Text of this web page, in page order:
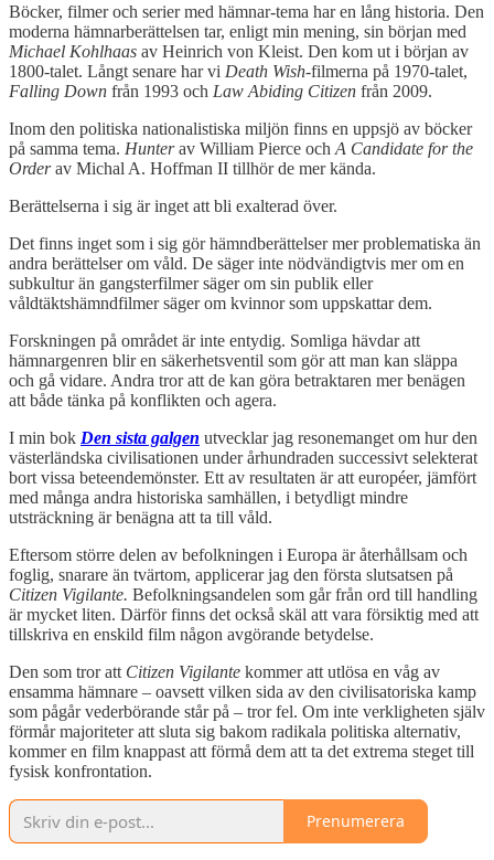
Böcker, filmer och serier med hämnar-tema har en lång historia. Den
moderna hämnarberättelsen tar, enligt min mening, sin början med
Michael Kohlhaas av Heinrich von Kleist. Den kom ut i början av
1800-talet. Långt senare har vi Death Wish-filmerna på 1970-talet,
Falling Down från 1993 och Law Abiding Citizen från 2009.
Inom den politiska nationalistiska miljön finns en uppsjö av böcker
på samma tema. Hunterav William Pierce och A Candidate for the
Orderav Michal A. Hoffman II tillhör de mer kända.
Berättelserna i sig är inget att bli exalterad över.
Det finns inget som i sig gör hämndberättelser mer problematiska än
andra berättelser om våld. De säger inte nödvändigtvis mer om en
subkultur än gangsterfilmer säger om sin publik eller
våldtäktshämndfilmer säger om kvinnor som uppskattar dem.
Forskningen på området är inte entydig. Somliga hävdar att
hämnargenren blir en säkerhetsventil som gör att man kan släppa
och gå vidare. Andra tror att de kan göra betraktaren mer benägen
att både tänka på konflikten och agera.
I min bok Den sista galgen utvecklar jag resonemanget om hur den
västerländska civilisationen under århundraden successivt selekterat
bort vissa beteendemönster. Ett av resultaten är att européer, jämfört
med många andra historiska samhällen, i betydligt mindre
utsträckning är benägna att ta till våld.
Eftersom större delen av befolkningen i Europa är återhållsam och
foglig, snarare än tvärtom, applicerar jag den första slutsatsen på
Citizen Vigilante. Befolkningsandelen som går från ord till handling
är mycket liten. Därför finns det också skäl att vara försiktig med att
tillskriva en enskild film någon avgörande betydelse.
Den som tror att Citizen Vigilante kommer att utlösa en våg av
ensamma hämnare – oavsett vilken sida av den civilisatoriska kamp
som pågår vederbörande står på – tror fel. Om inte verkligheten själv
förmår majoriteter att sluta sig bakom radikala politiska alternativ,
kommer en film knappast att förmå dem att ta det extrema steget till
fysisk konfrontation.
Prenumerera